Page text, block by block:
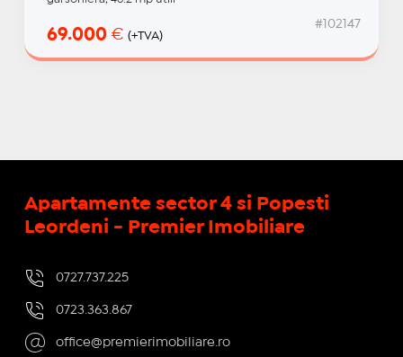
69.000 € (+TVA)
#102147
Apartamente sector 4 si Popesti
Leordeni - Premier Imobiliare
0727.737.225
0723.363.867
office@premierimobiliare.ro